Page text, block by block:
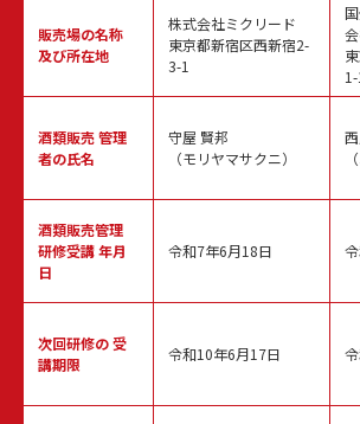
販売場の名称
及び所在地
酒類販売管理
者の氏名
酒類販売管理
研修受講 年月
日
次回研修の受
講期限
株式会社ミクリード
東京都新宿区西新宿2-
3-1
守屋 賢邦
（モリヤマサクニ）
令和7年6月18日
令和10年6月17日
1-